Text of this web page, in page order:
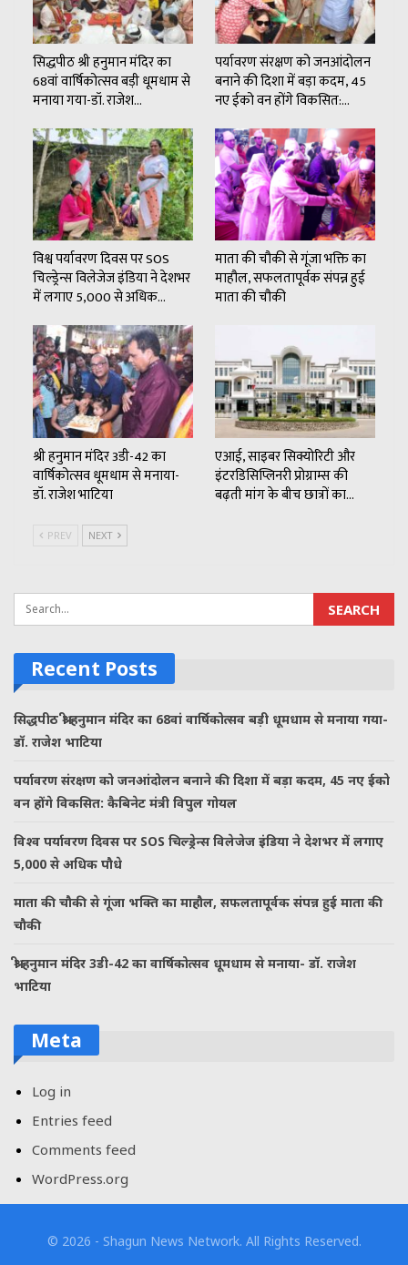
सिद्धपीठ श्री हनुमान मंदिर का
68वां वार्षिकोत्सव बड़ी धूमधाम से
मनाया गया-डॉ. राजेश…
पर्यावरण संरक्षण को जनआंदोलन
बनाने की दिशा में बड़ा कदम, 45
नए ईको वन होंगे विकसित:…
विश्व पर्यावरण दिवस पर SOS
चिल्ड्रेन्स विलेजेज इंडिया ने देशभर
में लगाए 5,000 से अधिक…
माता की चौकी से गूंजा भक्ति का
माहौल, सफलतापूर्वक संपन्न हुई
माता की चौकी
श्री हनुमान मंदिर 3डी-42 का
वार्षिकोत्सव धूमधाम से मनाया-
डॉ. राजेश भाटिया
एआई, साइबर सिक्योरिटी और
इंटरडिसिप्लिनरी प्रोग्राम्स की
बढ़ती मांग के बीच छात्रों का…
PREV NEXT
Recent Posts
सिद्धपीठ श्री हनुमान मंदिर का 68वां वार्षिकोत्सव बड़ी धूमधाम से मनाया गया-
डॉ. राजेश भाटिया
पर्यावरण संरक्षण को जनआंदोलन बनाने की दिशा में बड़ा कदम, 45 नए ईको
वन होंगे विकसित: कैबिनेट मंत्री विपुल गोयल
विश्व पर्यावरण दिवस पर SOS चिल्ड्रेन्स विलेजेज इंडिया ने देशभर में लगाए
5,000 से अधिक पौधे
माता की चौकी से गूंजा भक्ति का माहौल, सफलतापूर्वक संपन्न हुई माता की
चौकी
श्री हनुमान मंदिर 3डी-42 का वार्षिकोत्सव धूमधाम से मनाया- डॉ. राजेश
भाटिया
Meta
Log in
Entries feed
Comments feed
WordPress.org
© 2026 - Shagun News Network. All Rights Reserved.